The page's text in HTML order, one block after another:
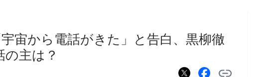
宙から電話がきた」と告白、黒柳徹
主は？